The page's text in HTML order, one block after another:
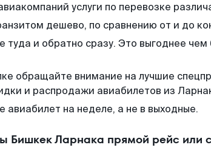
услуги по перевозке
дешево, по сравнению от и до
туда и обратно сразу. Это выгоднее
обращайте внимание на лучшие
и распродажи авиабилетов из
авиабилет на неделе, а не в выходные.
Бишкек Ларнака прямой рейс или